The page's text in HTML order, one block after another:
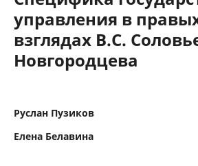
управления в
взглядах В.С.
Новгородцева
Руслан Пузиков
Елена Белавина